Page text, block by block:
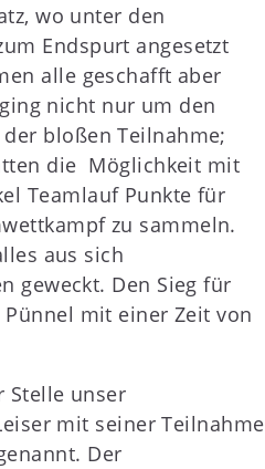
wo unter den
Endspurt angesetzt
alle geschafft aber
nicht nur um den
bloßen Teilnahme;
die Möglichkeit mit
Teamlauf Punkte für
zu sammeln.
aus sich
geweckt. Den Sieg für
mit einer Zeit von
Stelle unser
mit seiner Teilnahme
Der